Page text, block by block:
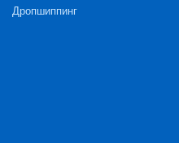
Дропшиппинг